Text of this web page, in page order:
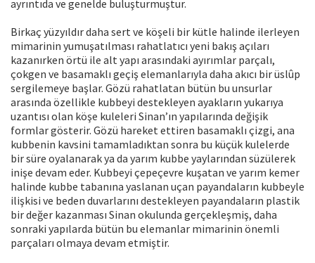
ayrıntıda ve genelde buluşturmuştur.
Birkaç yüzyıldır daha sert ve köşeli bir kütle halinde ilerleyen
mimarinin yumuşatılması rahatlatıcı yeni bakış açıları
kazanırken örtü ile alt yapı arasındaki ayırımlar parçalı,
çokgen ve basamaklı geçiş elemanlarıyla daha akıcı bir üslûp
sergilemeye başlar. Gözü rahatlatan bütün bu unsurlar
arasında özellikle kubbeyi destekleyen ayakların yukarıya
uzantısı olan köşe kuleleri Sinan’ın yapılarında değişik
formlar gösterir. Gözü hareket ettiren basamaklı çizgi, ana
kubbenin kavsini tamamladıktan sonra bu küçük kulelerde
bir süre oyalanarak ya da yarım kubbe yaylarından süzülerek
inişe devam eder. Kubbeyi çepeçevre kuşatan ve yarım kemer
halinde kubbe tabanına yaslanan uçan payandaların kubbeyle
ilişkisi ve beden duvarlarını destekleyen payandaların plastik
bir değer kazanması Sinan okulunda gerçekleşmiş, daha
sonraki yapılarda bütün bu elemanlar mimarinin önemli
parçaları olmaya devam etmiştir.